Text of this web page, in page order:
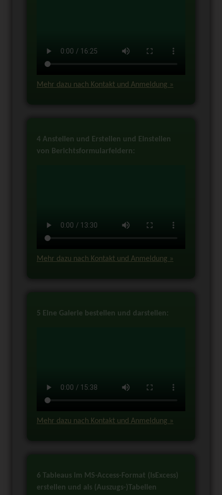
Mehr dazu nach Kontakt und Anmeldung »
4 Anstellen und Erstellen und Einstellen
von Berichtsformularfeldern:
Mehr dazu nach Kontakt und Anmeldung »
5 Eine Galerie bestellen und darstellen:
Mehr dazu nach Kontakt und Anmeldung »
6 Tableaus im MS-Access-Format (IsExcess)
erstellen und als (Auszugs-)Tabellen